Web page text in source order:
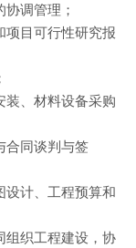
的协调管理；
项目可行性研究报
；
装、材料设备采购
合同谈判与签
设计、工程预算和
组织工程建设，协